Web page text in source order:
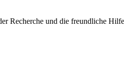
Recherche und die freundliche